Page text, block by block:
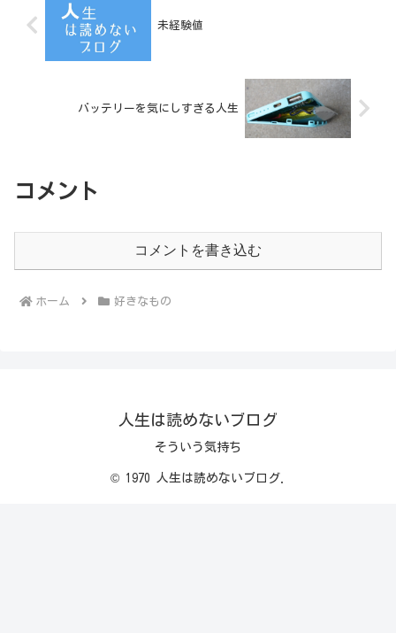
未経験値
バッテリーを気にしすぎる人生
コメント
コメントを書き込む
ホーム 好きなもの
人生は読めないブログ
そういう気持ち
© 1970 人生は読めないブログ.